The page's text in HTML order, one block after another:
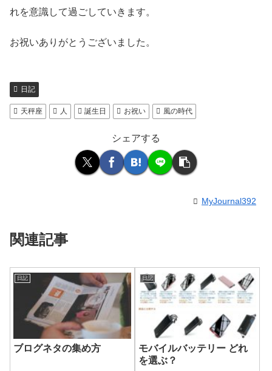
れを意識して過ごしていきます。
お祝いありがとうございました。
日記
天秤座 人 誕生日 お祝い 風の時代
シェアする
MyJournal392
関連記事
日記
ブログネタの集め方
日記
モバイルバッテリー どれ
を選ぶ？